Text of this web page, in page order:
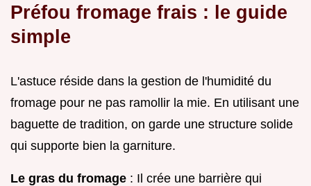
Préfou fromage frais : le guide
simple
L'astuce réside dans la gestion de l'humidité du
fromage pour ne pas ramollir la mie. En utilisant une
baguette de tradition, on garde une structure solide
qui supporte bien la garniture.
Le gras du fromage : Il crée une barrière qui